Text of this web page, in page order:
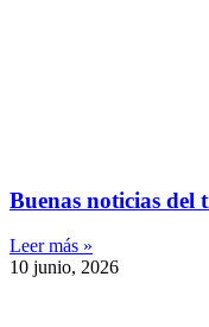
Buenas noticias del
Leer más »
10 junio, 2026